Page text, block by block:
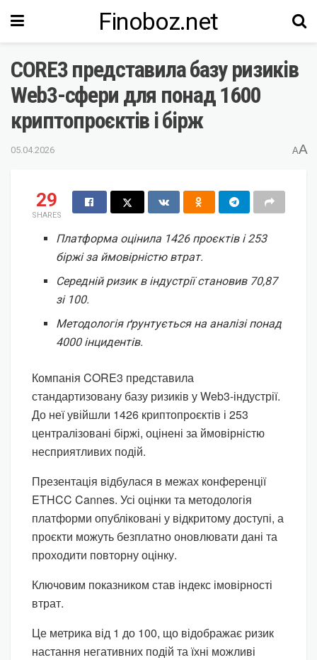
Finoboz.net
CORE3 представила базу ризиків
Web3-сфери для понад 1600
криптопроєктів і бірж
05.04.2026 AA
29
SHARES
Платформа оцінила 1426 проєктів і 253
біржі за ймовірністю втрат.
Середній ризик в індустрії становив 70,87
зі 100.
Методологія ґрунтується на аналізі понад
4000 інцидентів.
Компанія CORE3 представила
стандартизовану базу ризиків у Web3-індустрії.
До неї увійшли 1426 криптопроєктів і 253
централізовані біржі, оцінені за ймовірністю
несприятливих подій.
Презентація відбулася в межах конференції
ETHCC Cannes. Усі оцінки та методологія
платформи опубліковані у відкритому доступі, а
проєкти можуть безплатно оновлювати дані та
проходити повторну оцінку.
Ключовим показником став індекс імовірності
втрат.
Це метрика від 1 до 100, що відображає ризик
настання негативних подій та їхні можливі